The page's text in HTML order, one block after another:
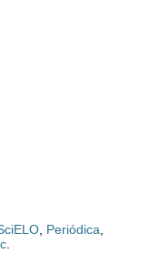
, Periódica,
.